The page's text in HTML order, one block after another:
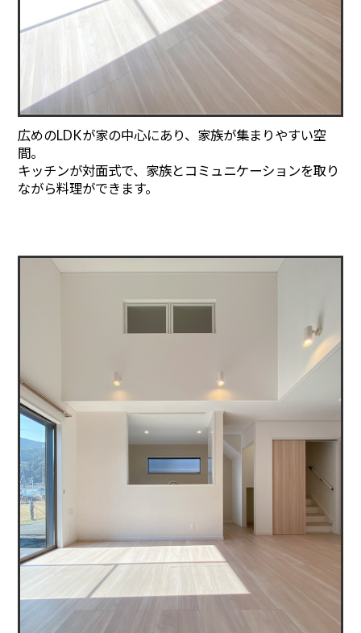
広めのLDKが家の中心にあり、家族が集まりやすい空
間。
キッチンが対面式で、家族とコミュニケーションを取り
ながら料理ができます。